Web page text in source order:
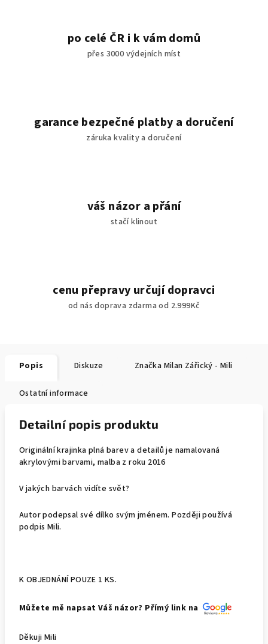
po celé ČR i k vám domů
přes 3000 výdejních míst
garance bezpečné platby a doručení
záruka kvality a doručení
váš názor a přání
stačí klinout
cenu přepravy určují dopravci
od nás doprava zdarma od 2.999Kč
Popis Diskuze Značka Milan Zářický - Mili
Ostatní informace
Detailní popis produktu
Originální krajinka plná barev a detailů je namalovaná
akrylovými barvami, malba z roku 2016
V jakých barvách vidíte svět?
Autor podepsal své dílko svým jménem. Později používá
podpis Mili.
K OBJEDNÁNÍ POUZE 1 KS.
Můžete mě napsat Váš názor? Přímý link na
Děkuji Mili